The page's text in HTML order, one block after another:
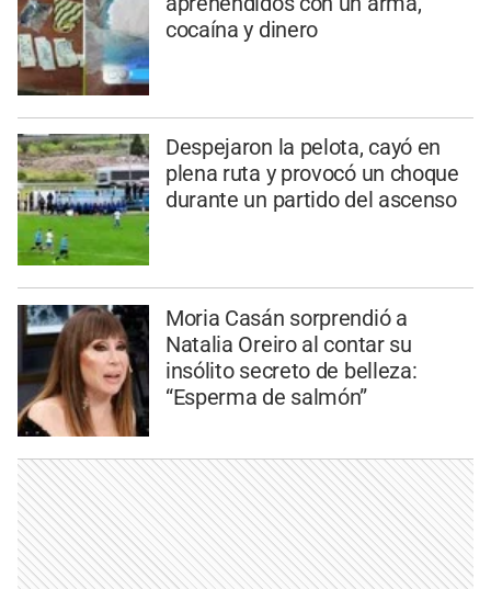
cocaína y dinero
Despejaron la pelota, cayó en
plena ruta y provocó un choque
durante un partido del ascenso
Moria Casán sorprendió a
Natalia Oreiro al contar su
insólito secreto de belleza:
“Esperma de salmón”